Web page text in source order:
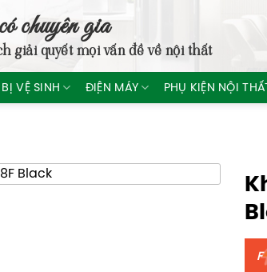
chuyên gia
giải quyết mọi vấn đề về nội thất
VỆ SINH ĐIỆN MÁY PHỤ KIỆN NỘI
F